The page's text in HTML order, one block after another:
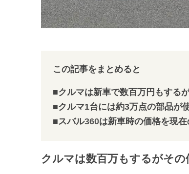
この記事をまとめると
■クルマは新車で数百万円もする
■クルマ1台には約3万点の部品が
■スバル360は新車時の価格を現
クルマは数百万もするがそ